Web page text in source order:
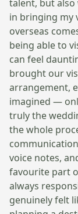
talent, but
in bringing my
overseas
being able to
can feel
brought our
arrangement,
imagined —
truly the
the whole
voice notes,
favourite part
always
genuinely felt